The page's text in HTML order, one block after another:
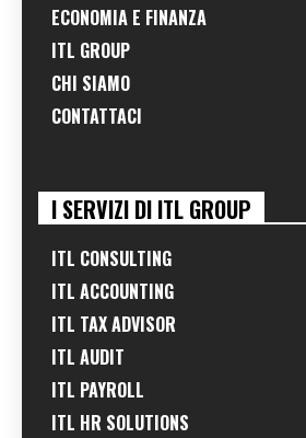
ECONOMIA E FINANZA
ITL GROUP
CHI SIAMO
CONTATTACI
I SERVIZI DI ITL GROUP
ITL CONSULTING
ITL ACCOUNTING
ITL TAX ADVISOR
ITL AUDIT
ITL PAYROLL
ITL HR SOLUTIONS